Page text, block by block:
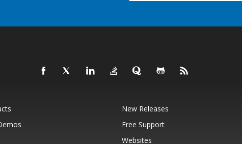
New Releases
Free Support
Websites